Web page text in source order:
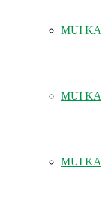
MUI
MUI
MUI